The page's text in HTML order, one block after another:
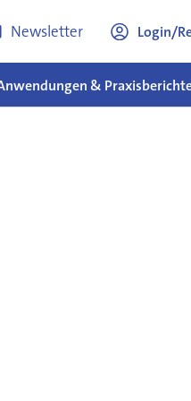
Newsletter Login/
&